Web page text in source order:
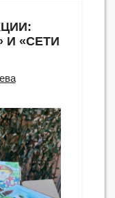
И «СЕТИ